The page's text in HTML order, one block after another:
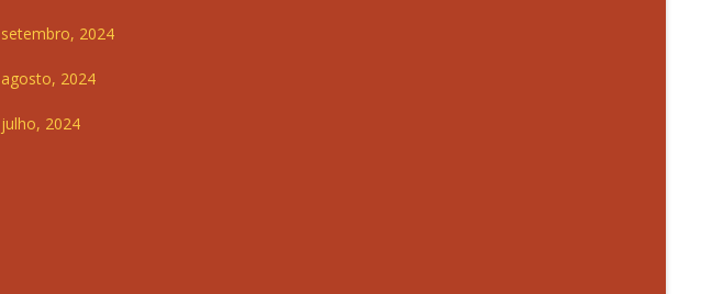
setembro, 2024
agosto, 2024
julho, 2024